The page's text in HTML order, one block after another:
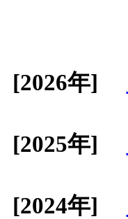
[2026年]
[2025年]
[2024年]